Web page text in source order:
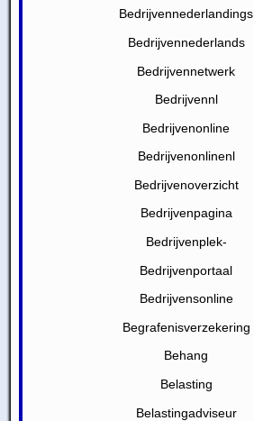
Bedrijvennederlandings
Bedrijvennederlands
Bedrijvennetwerk
Bedrijvennl
Bedrijvenonline
Bedrijvenonlinenl
Bedrijvenoverzicht
Bedrijvenpagina
Bedrijvenplek-
Bedrijvenportaal
Bedrijvensonline
Begrafenisverzekering
Behang
Belasting
Belastingadviseur